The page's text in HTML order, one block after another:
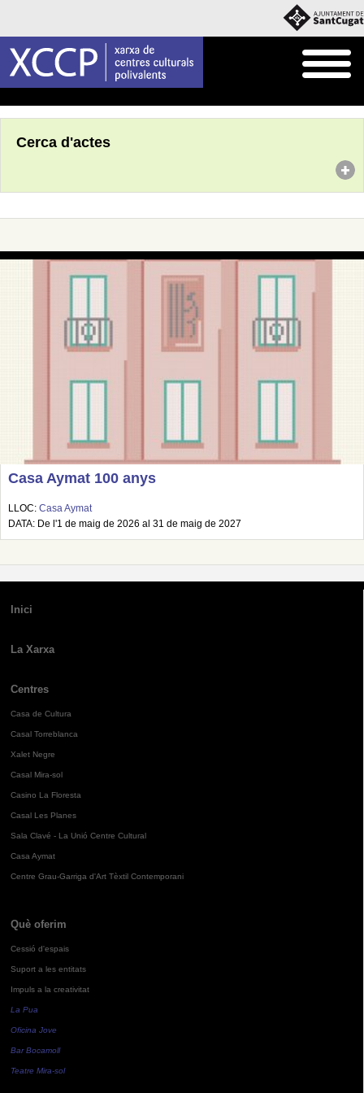
Cerca d'actes
Casa Aymat 100 anys
LLOC: Casa Aymat
DATA: De l'1 de maig de 2026 al 31 de maig de 2027
Inici
La Xarxa
Centres
Casa de Cultura
Casal Torreblanca
Xalet Negre
Casal Mira-sol
Casino La Floresta
Casal Les Planes
Sala Clavé - La Unió Centre Cultural
Casa Aymat
Centre Grau-Garriga d'Art Tèxtil Contemporani
Què oferim
Cessió d'espais
Suport a les entitats
Impuls a la creativitat
La Pua
Oficina Jove
Bar Bocamoll
Teatre Mira-sol